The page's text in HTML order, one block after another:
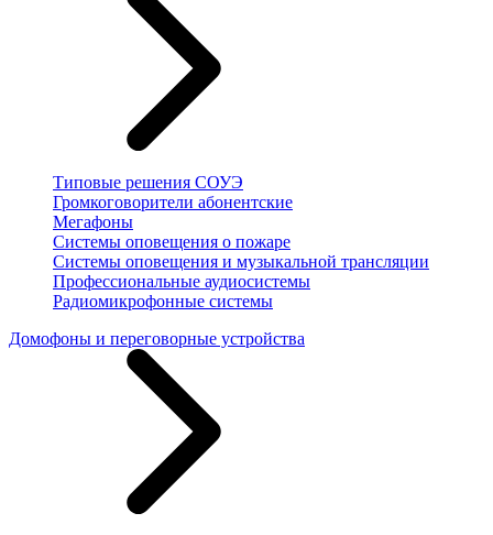
Типовые решения СОУЭ
Громкоговорители абонентские
Мегафоны
Системы оповещения о пожаре
Системы оповещения и музыкальной трансляции
Профессиональные аудиосистемы
Радиомикрофонные системы
Домофоны и переговорные устройства